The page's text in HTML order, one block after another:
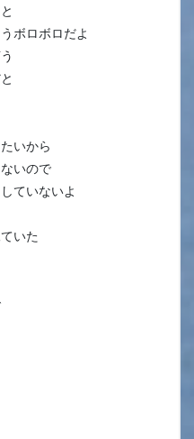
ボロボロだよ
いから
いので
ていないよ
いた